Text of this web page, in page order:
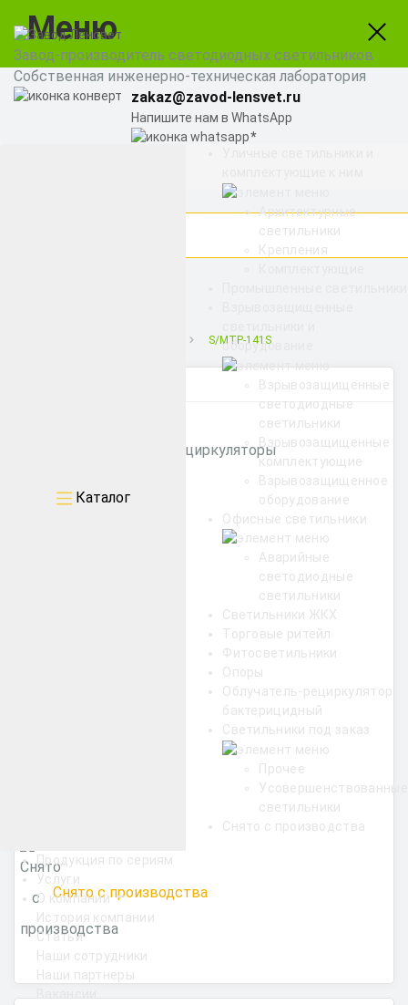
Меню
Завод-производитель светодиодных светильников
Собственная инженерно-техническая лаборатория
zakaz@zavod-lensvet.ru
Напишите нам в WhatsApp
Каталог
Архитектурные
светильники
Крепления
оборудование
Взрывозащищенные
светодиодные
светильники
Взрывозащищенные
комплектующие
Взрывозащищенное
оборудование
Офисные светильники
Аварийные
светодиодные
светильники
Светильники ЖКХ
Торговые ритейл
Фитосветильники
Опоры
Облучатель-рециркулятор
бактерицидный
Светильники под заказ
Прочее
Усовершенствованные
светильники
Снято с производства
Продукция по сериям
Услуги
О компании
История компании
Статьи
Наши сотрудники
Наши партнеры
S/MTP-141S
Бактерицидные рециркуляторы
Уличные
Снято с производства